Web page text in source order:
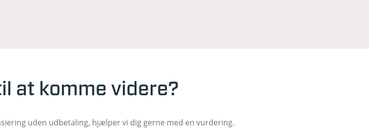
at komme videre?
uden udbetaling, hjælper vi dig gerne med en vurdering.